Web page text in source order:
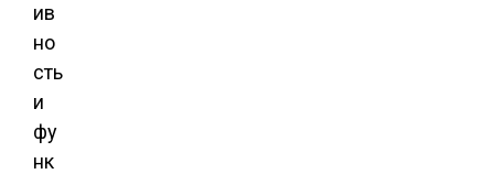
ив
но
сть
и
фу
нк